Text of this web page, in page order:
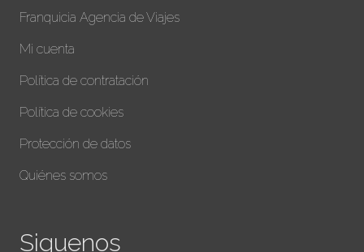
Franquicia Agencia de Viajes
Mi cuenta
Política de contratación
Política de cookies
Protección de datos
Quiénes somos
Siguenos